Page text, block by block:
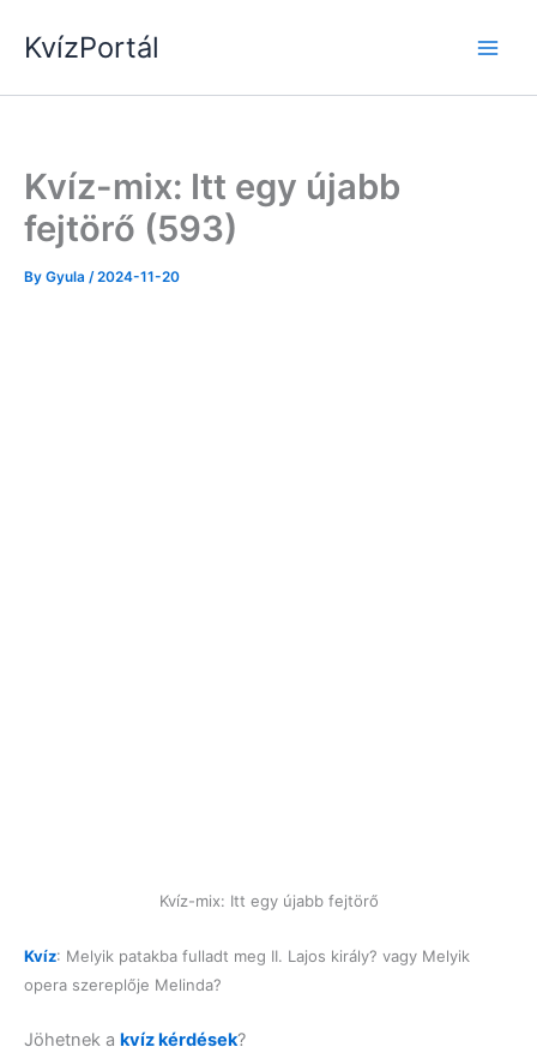
KvízPortál
Kvíz-mix: Itt egy újabb
fejtörő (593)
By Gyula /2024-11-20
Kvíz-mix: Itt egy újabb fejtörő
Kvíz: Melyik patakba fulladt meg II. Lajos király? vagy Melyik
opera szereplője Melinda?
Jöhetnek a kvíz kérdések?